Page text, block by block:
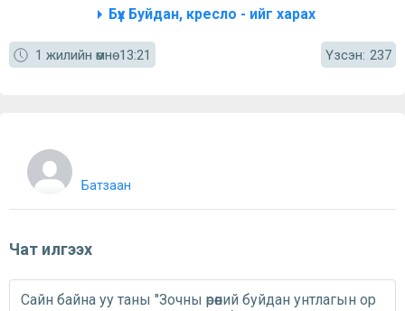
Бүх Буйдан, кресло - ийг харах
1 жилийн өмнө 13:21 Үзсэн: 237
Батзаан
Чат илгээх